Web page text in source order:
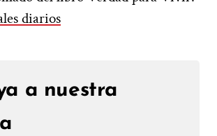
diarios
a nuestra